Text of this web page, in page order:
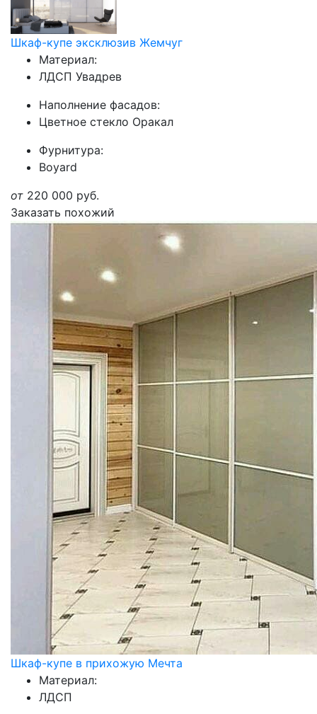
Шкаф-купе эксклюзив Жемчуг
Материал:
ЛДСП Увадрев
Наполнение фасадов:
Цветное стекло Оракал
Фурнитура:
Boyard
от 220 000 руб.
Заказать похожий
Шкаф-купе в прихожую Мечта
Материал:
ЛДСП